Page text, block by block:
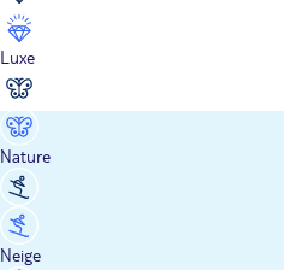
Luxe
Nature
Neige